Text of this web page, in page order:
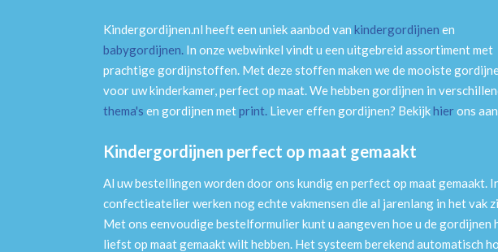
Kindergordijnen.nl heeft een uniek aanbod van kindergordijnen en
babygordijnen. In onze webwinkel vindt u een uitgebreid assortiment met
prachtige gordijnstoffen. Met deze stoffen maken we de mooiste
voor uw kinderkamer, perfect op maat. We hebben gordijnen in
thema's en gordijnen metprint. Liever effen gordijnen? Bekijkhierons
Kindergordijnen perfect op maat gemaakt
Al uw bestellingen worden door ons kundig en perfect op maat gemaakt.
confectieatelier werken nog echte vakmensen die al jarenlang in het vak
Met ons eenvoudige bestelformulier kunt u aangeven hoe u de gordijnen
liefst op maat gemaakt wilt hebben. Het systeem berekend automatisch